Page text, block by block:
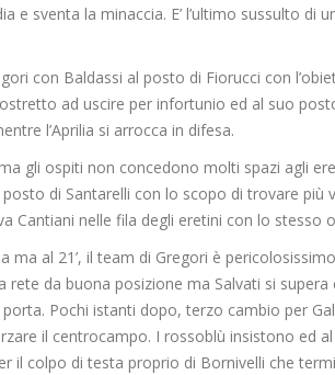
e sventa la minaccia. E’ l’ultimo sussulto di
ri con Baldassi al posto di Fiorucci con
ad uscire per infortunio ed al suo
l’Aprilia si arrocca in difesa.
gli ospiti non concedono molti spazi agli
posto di Santarelli con lo scopo di trovare più
Cantiani nelle fila degli eretini con lo stesso
ma al 21’, il team di Gregori è
rete da buona posizione ma Salvati si supera
Pochi istanti dopo, terzo cambio per
il centrocampo. I rossoblù insistono ed al
il colpo di testa proprio di Bornivelli che